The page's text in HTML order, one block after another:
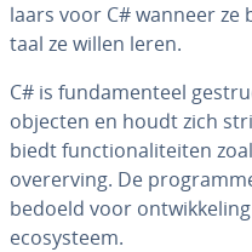
laars voor C# wanneer
taal ze willen leren.
C# is fun­da­men­teel
objecten en houdt zich
biedt func­ti­o­na­li­tei­ten
over­er­ving. De
bedoeld voor
eco­sys­teem.